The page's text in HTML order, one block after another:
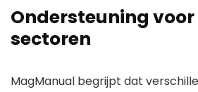
Ondersteuning
sectoren
MagManual begrijpt dat